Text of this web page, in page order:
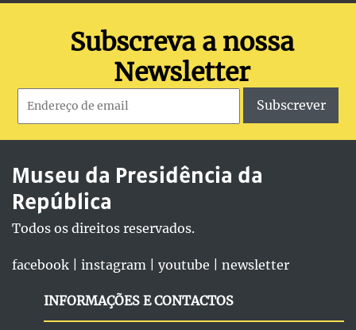
Subscreva a nossa
Newsletter
Subscrever
Museu da Presidência da
República
Todos os direitos reservados.
facebook instagram youtube newsletter
INFORMAÇÕES E CONTACTOS